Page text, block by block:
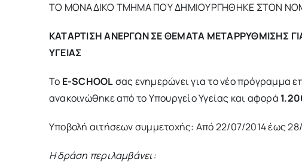
ΤΟ ΜΟΝΑΔΙΚΟ ΤΜΗΜΑ ΠΟΥ ΔΗΜΙΟΥΡΓΗΘΗΚΕ ΣΤΟΝ
ΚΑΤΑΡΤΙΣΗ ΑΝΕΡΓΩΝ ΣΕ ΘΕΜΑΤΑ ΜΕΤΑΡΡΥΘΜΙΣΗΣ
ΥΓΕΙΑΣ
Το E-SCHOOLσας ενημερώνει για το νέο πρόγραμμα
ανακοινώθηκε από το Υπουργείο Υγείας και αφορά
Υποβολή αιτήσεων συμμετοχής: Από 22/07/2014 έως
Η δράση περιλαμβάνει: